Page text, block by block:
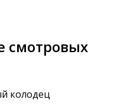
смотровых